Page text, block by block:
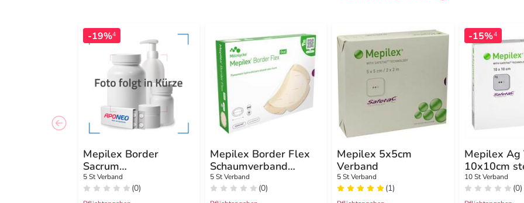
-19%4
Mepilex Border
Sacrum
Schaumverband
16x20 cm steril
5 St Verband
(0)
Mepilex Border Flex
Schaumverband
haft.7,8x10 cm oval
5 St Verband
(0)
Mepilex 5x5cm
Verband
5 St Verband
(1)
-15%4
Mepilex Ag
10x10cm
10 St Verband
(0)